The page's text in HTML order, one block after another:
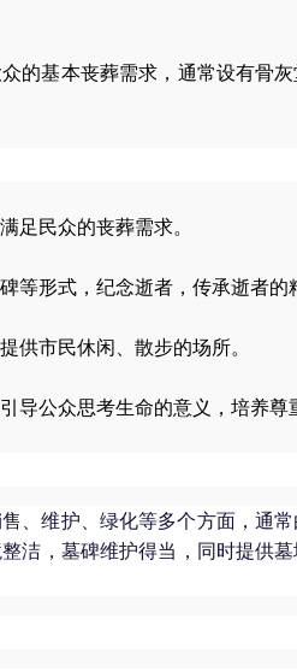
众的基本丧葬需求，通常设有骨
足民众的丧葬需求。
等形式，纪念逝者，传承逝者的
供市民休闲、散步的场所。
导公众思考生命的意义，培养尊
、维护、绿化等多个方面，通
洁，墓碑维护得当，同时提供